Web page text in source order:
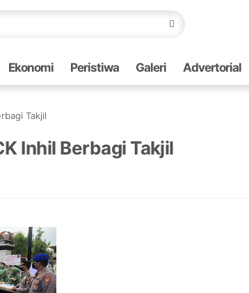
Ekonomi Peristiwa Galeri Advertorial
Takjil
Inhil Berbagi Takjil